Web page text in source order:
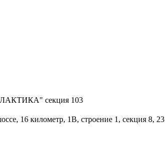
секция 103
16 километр, 1В, строение 1, секция 8, 23